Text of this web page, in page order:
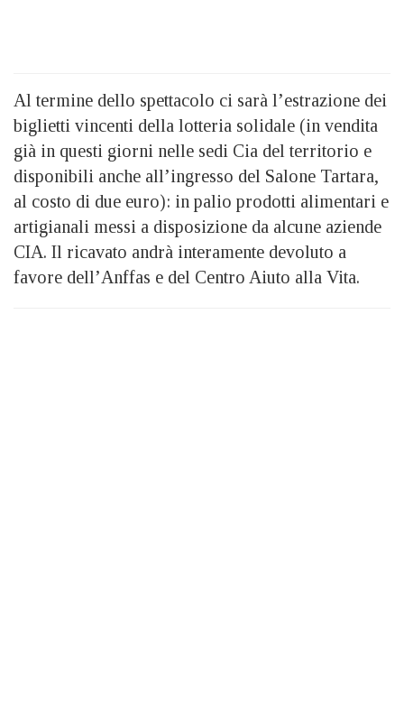
Al termine dello spettacolo ci sarà l’estrazione dei
biglietti vincenti della lotteria solidale (in vendita
già in questi giorni nelle sedi Cia del territorio e
disponibili anche all’ingresso del Salone Tartara,
al costo di due euro): in palio prodotti alimentari e
artigianali messi a disposizione da alcune aziende
CIA. Il ricavato andrà interamente devoluto a
favore dell’Anffas e del Centro Aiuto alla Vita.